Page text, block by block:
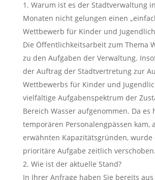
Warum ist es der Stadtverwaltung
Monaten nicht gelungen einen
Wettbewerb für Kinder und
Die Öffentlichkeitsarbeit zum Thema
zu den Aufgaben der Verwaltung.
der Auftrag der Stadtvertretung zur
Wettbewerbs für Kinder und
vielfältige Aufgabenspektrum der
Bereich Wasser aufgenommen. Da es
temporären Personalengpässen kam,
erwähnten Kapazitätsgründen, wurde
prioritäre Aufgabe zeitlich verschoben.
Wie ist der aktuelle Stand?
In Ihrer Anfrage haben Sie bereits